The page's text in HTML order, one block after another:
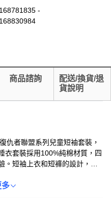
-
商品諮詢
配送/換貨/退
貨說明
仇者聯盟系列兒童短袖套裝，
衣套裝採用100%純棉材質，四
短袖上衣和短褲的設計，讓
中性清潔劑清洗，讓這款睡衣
多